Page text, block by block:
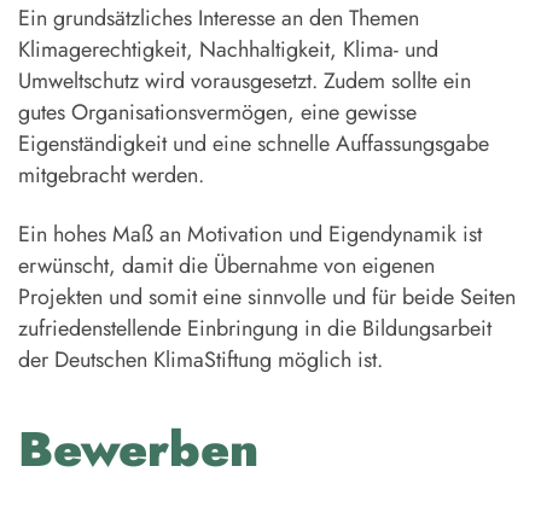
Ein grundsätzliches Interesse an den Themen
Klimagerechtigkeit, Nachhaltigkeit, Klima- und
Umweltschutz wird vorausgesetzt. Zudem sollte ein
gutes Organisationsvermögen, eine gewisse
Eigenständigkeit und eine schnelle Auffassungsgabe
mitgebracht werden.
Ein hohes Maß an Motivation und Eigendynamik ist
erwünscht, damit die Übernahme von eigenen
Projekten und somit eine sinnvolle und für beide Seiten
zufriedenstellende Einbringung in die Bildungsarbeit
der Deutschen KlimaStiftung möglich ist.
Bewerben